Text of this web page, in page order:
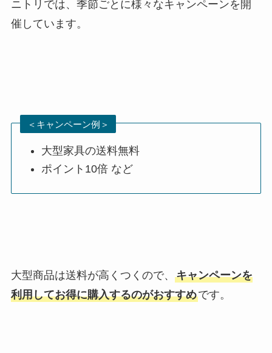
ニトリでは、季節ごとに様々なキャンペーンを開
催しています。
＜キャンペーン例＞
大型家具の送料無料
ポイント10倍 など
大型商品は送料が高くつくので、 キャンペーンを
利用してお得に購入するのがおすすめです。